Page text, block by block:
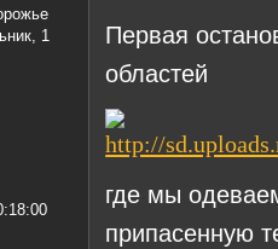
1
Первая
областей
где мы
припасенную